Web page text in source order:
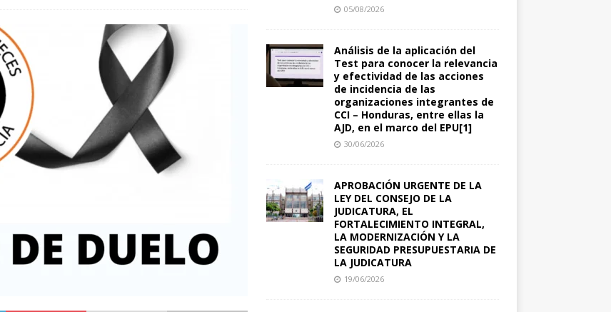
05/08/2026
Análisis de la aplicación del
Test para conocer la relevancia
y efectividad de las acciones
de incidencia de las
organizaciones integrantes de
CCI – Honduras, entre ellas la
AJD, en el marco del EPU[1]
30/06/2026
APROBACIÓN URGENTE DE LA
LEY DEL CONSEJO DE LA
JUDICATURA, EL
FORTALECIMIENTO INTEGRAL,
LA MODERNIZACIÓN Y LA
SEGURIDAD PRESUPUESTARIA DE
LA JUDICATURA
19/06/2026